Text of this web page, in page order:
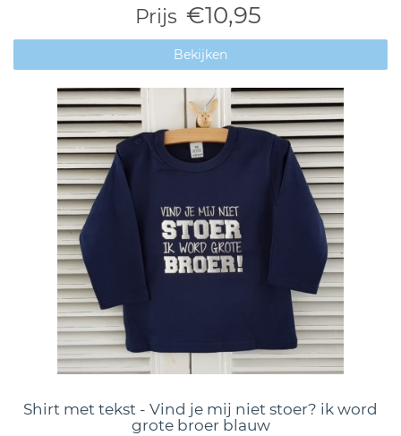
Prijs €10,95
Bekijken
Shirt met tekst - Vind je mij niet stoer? ik word
grote broer blauw